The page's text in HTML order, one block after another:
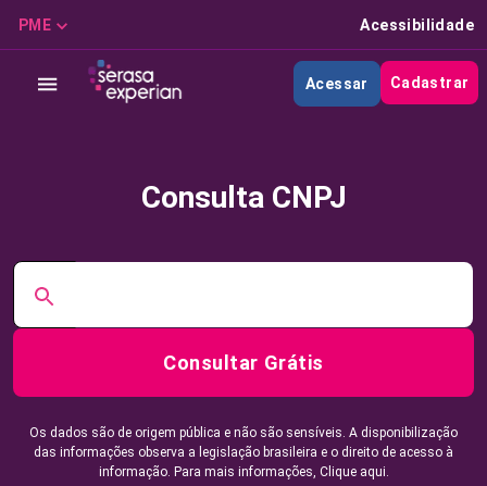
PME Acessibilidade
Acessar Cadastrar
Consulta CNPJ
Consultar Grátis
Os dados são de origem pública e não são sensíveis. A disponibilização
das informações observa a legislação brasileira e o direito de acesso à
informação. Para mais informações, Clique aqui.